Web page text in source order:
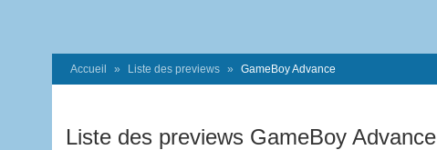
Accueil Liste des previews GameBoy Advance
Liste des previews GameBoy Advance